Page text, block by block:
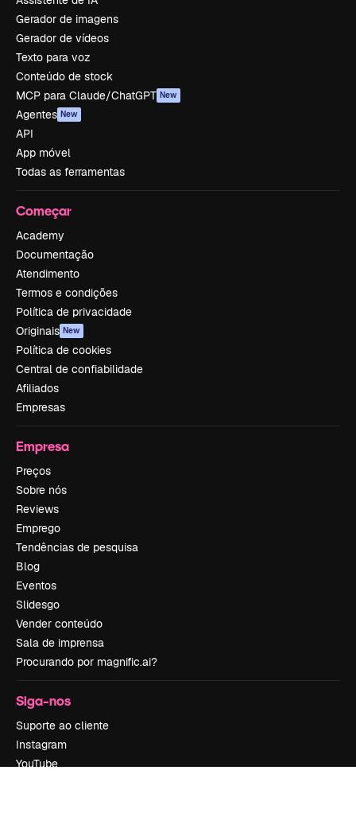
Gerador de imagens
Gerador de vídeos
Texto para voz
Conteúdo de stock
MCP para Claude/ChatGPT New
Agentes New
API
App móvel
Todas as ferramentas
Começar
Academy
Documentação
Atendimento
Termos e condições
Política de privacidade
Originais New
Política de cookies
Central de confiabilidade
Afiliados
Empresas
Empresa
Preços
Sobre nós
Reviews
Emprego
Tendências de pesquisa
Blog
Eventos
Slidesgo
Vender conteúdo
Sala de imprensa
Procurando por magnific.ai?
Siga-nos
Suporte ao cliente
Instagram
YouTube